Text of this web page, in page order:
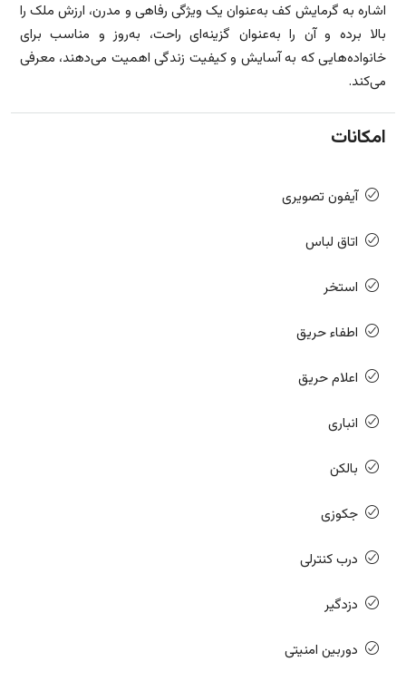
اشاره به گرمایش کف به‌عنوان یک ویژگی رفاهی و مدرن، ارزش ملک را
بالا برده و آن را به‌عنوان گزینه‌ای راحت، به‌روز و مناسب برای
خانواده‌هایی که به آسایش و کیفیت زندگی اهمیت می‌دهند، معرفی
می‌کند.
امکانات
آیفون تصویری
اتاق لباس
استخر
اطفاء حریق
اعلام حریق
انباری
بالکن
جکوزی
درب کنترلی
دزدگیر
دوربین امنیتی